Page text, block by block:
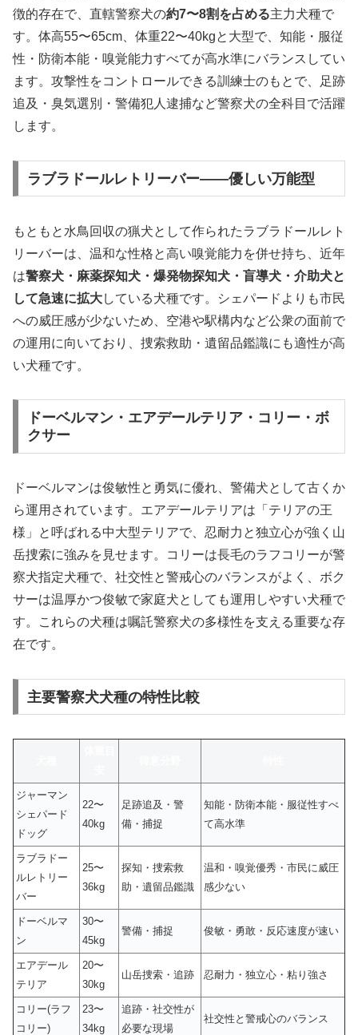
徴的存在で、直轄警察犬の約7〜8割を占める主力犬種で
す。体高55〜65cm、体重22〜40kgと大型で、知能・服従
性・防衛本能・嗅覚能力すべてが高水準にバランスしてい
ます。攻撃性をコントロールできる訓練士のもとで、足跡
追及・臭気選別・警備犯人逮捕など警察犬の全科目で活躍
します。
ラブラドールレトリーバー——優しい万能型
もともと水鳥回収の猟犬として作られたラブラドールレト
リーバーは、温和な性格と高い嗅覚能力を併せ持ち、近年
は警察犬・麻薬探知犬・爆発物探知犬・盲導犬・介助犬と
して急速に拡大している犬種です。シェパードよりも市民
への威圧感が少ないため、空港や駅構内など公衆の面前で
の運用に向いており、捜索救助・遺留品鑑識にも適性が高
い犬種です。
ドーベルマン・エアデールテリア・コリー・ボ
クサー
ドーベルマンは俊敏性と勇気に優れ、警備犬として古くか
ら運用されています。エアデールテリアは「テリアの王
様」と呼ばれる中大型テリアで、忍耐力と独立心が強く山
岳捜索に強みを見せます。コリーは長毛のラフコリーが警
察犬指定犬種で、社交性と警戒心のバランスがよく、ボク
サーは温厚かつ俊敏で家庭犬としても運用しやすい犬種で
す。これらの犬種は嘱託警察犬の多様性を支える重要な存
在です。
主要警察犬犬種の特性比較
ジャーマン
シェパード
ドッグ
22〜
40kg
足跡追及・警
備・捕捉
知能・防衛本能・服従性すべ
て高水準
ラブラドー
ルレトリー
バー
25〜
36kg
探知・捜索救
助・遺留品鑑識
温和・嗅覚優秀・市民に威圧
感少ない
ドーベルマ
ン
30〜
45kg
警備・捕捉 俊敏・勇敢・反応速度が速い
エアデール
テリア
20〜
30kg
山岳捜索・追跡 忍耐力・独立心・粘り強さ
コリー(ラフ
コリー)
23〜
34kg
追跡・社交性が
必要な現場
社交性と警戒心のバランス